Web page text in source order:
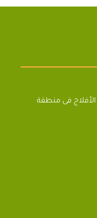
الأفلاج فى منطقة